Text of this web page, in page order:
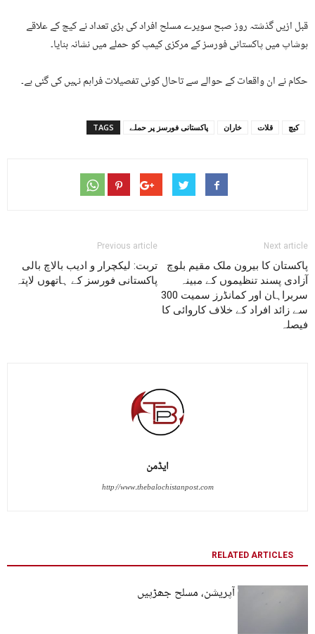
قبل ازیں گذشتہ روز صبح سویرے مسلح افراد کی بڑی تعداد نے کیچ کے علاقے
ہوشاپ میں پاکستانی فورسز کے مرکزی کیمپ کو حملے میں نشانہ بنایا۔
حکام نے ان واقعات کے حوالے سے تاحال کوئی تفصیلات فراہم نہیں کی گئی ہے۔
TAGS پاکستانی فورسز پر حملے خاران قلات کیچ
Previous article
تربت: لیکچرار و ادیب بالاچ بالی
پاکستانی فورسز کے ہاتھوں لاپتہ
Next article
پاکستان کا بیرون ملک مقیم بلوچ
آزادی پسند تنظیموں کے مبینہ
سربراہان اور کمانڈرز سمیت 300
سے زائد افراد کے خلاف کاروائی کا
فیصلہ
ایڈمن
http://www.thebalochistanpost.com
RELATED ARTICLES
بلیدہ میں فوجی آپریشن، مسلح جھڑپیں